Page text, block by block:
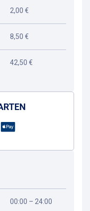
2,00 €
8,50 €
42,50 €
00:00 – 24:00